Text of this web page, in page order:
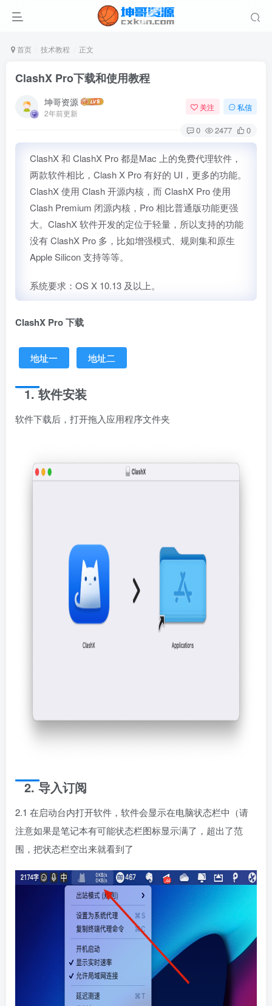
首页 技术教程 正文
ClashX Pro下载和使用教程
坤哥资源
2年前更新
关注 私信
0 2477 0
ClashX 和 ClashX Pro 都是Mac 上的免费代理软件，
两款软件相比，Clash X Pro 有好的 UI，更多的功能。
ClashX 使用 Clash 开源内核，而 ClashX Pro 使用
Clash Premium 闭源内核，Pro 相比普通版功能更强
大。ClashX 软件开发的定位于轻量，所以支持的功能
没有 ClashX Pro 多，比如增强模式、规则集和原生
Apple Silicon 支持等等。
系统要求：OS X 10.13 及以上。
ClashX Pro 下载
地址一 地址二
1. 软件安装
软件下载后，打开拖入应用程序文件夹
2. 导入订阅
2.1 在启动台内打开软件，软件会显示在电脑状态栏中（请
注意如果是笔记本有可能状态栏图标显示满了，超出了范
围，把状态栏空出来就看到了